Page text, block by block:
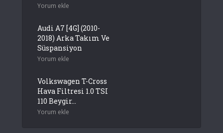
Yorum ekle
Audi A7 [4G] (2010-
2018) Arka Takım Ve
Süspansiyon
Yorum ekle
Volkswagen T-Cross
Hava Filtresi 1.0 TSI
110 Beygir...
Yorum ekle